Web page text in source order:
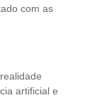
com as
artificial e